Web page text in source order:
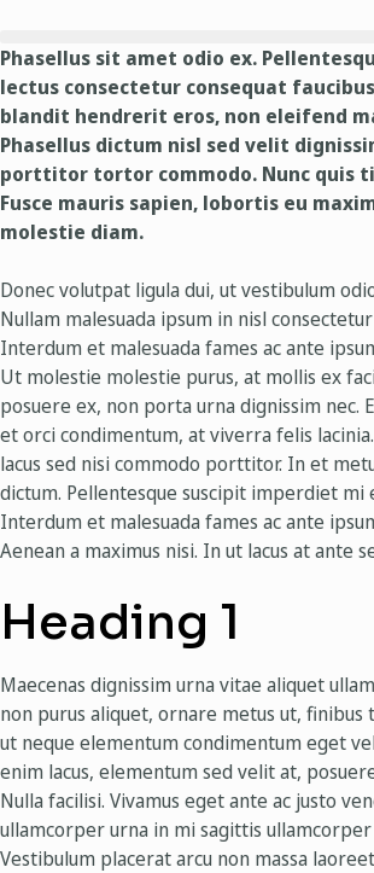
Phasellus sit amet odio ex.
lectus consectetur consequat
blandit hendrerit eros, non eleifend
Phasellus dictum nisl sed velit
porttitor tortor commodo. Nunc quis
Fusce mauris sapien, lobortis eu
molestie diam.
Donec volutpat ligula dui, ut vestibulum
Nullam malesuada ipsum in nisl
Interdum et malesuada fames ac ante
Ut molestie molestie purus, at mollis ex
posuere ex, non porta urna dignissim nec.
et orci condimentum, at viverra felis
lacus sed nisi commodo porttitor. In et
dictum. Pellentesque suscipit imperdiet mi
Interdum et malesuada fames ac ante
Aenean a maximus nisi. In ut lacus at ante
Heading 1
Maecenas dignissim urna vitae aliquet
non purus aliquet, ornare metus ut, finibus
ut neque elementum condimentum eget
enim lacus, elementum sed velit at,
Nulla facilisi. Vivamus eget ante ac justo
ullamcorper urna in mi sagittis
Vestibulum placerat arcu non massa